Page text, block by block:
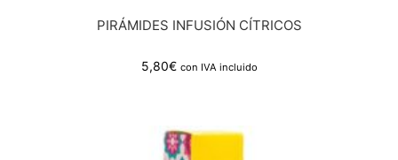
PIRÁMIDES INFUSIÓN CÍTRICOS
5,80€ con IVA incluido